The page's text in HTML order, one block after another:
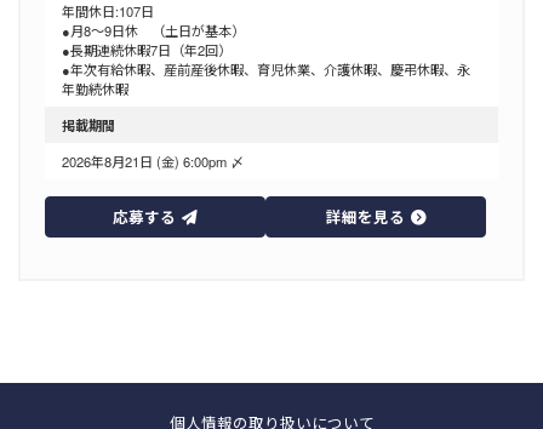
年間休日:107日
●月8〜9日休 （土日が基本）
●長期連続休暇7日（年2回）
●年次有給休暇、産前産後休暇、育児休業、介護休暇、慶弔休暇、永
年勤続休暇
掲載期間
2026年8月21日 (金) 6:00pm 〆
応募する 詳細を見る
個人情報の取り扱いについて